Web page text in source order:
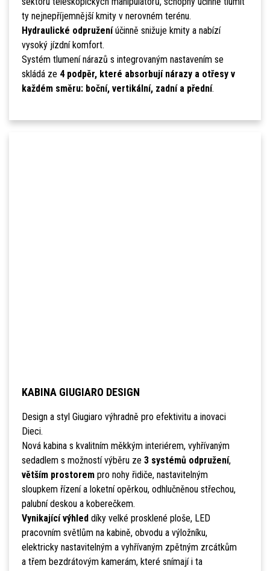
ty nejnepříjemnější kmity v nerovném terénu.
Hydraulické odpruženíúčinně snižuje kmity a nabízí
vysoký jízdní komfort.
Systém tlumení nárazů s integrovaným nastavením se
skládá ze 4 podpěr, které absorbují nárazy a otřesy v
každém směru: boční, vertikální, zadní a přední.
KABINA GIUGIARO DESIGN
Design a styl Giugiaro výhradně pro efektivitu a inovaci
Dieci.
Nová kabina s kvalitním měkkým interiérem, vyhřívaným
sedadlem s možností výběru ze 3 systémů odpružení,
větším prostorempro nohy řidiče, nastavitelným
sloupkem řízení a loketní opěrkou, odhlučněnou střechou,
palubní deskou a koberečkem.
Vynikající výhled díky velké prosklené ploše, LED
pracovním světlům na kabině, obvodu a výložníku,
elektricky nastavitelným a vyhřívaným zpětným zrcátkům
a třem bezdrátovým kamerám, které snímají i ta